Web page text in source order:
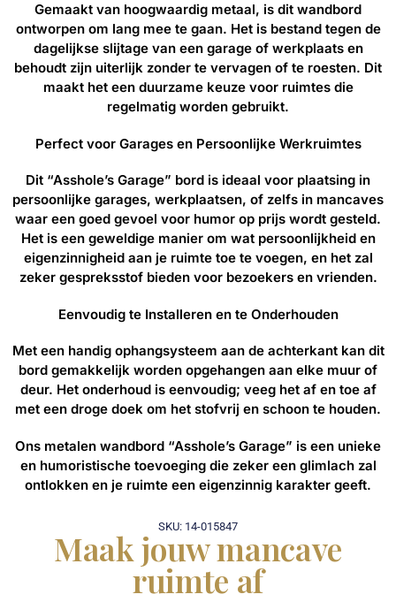
Gemaakt van hoogwaardig metaal, is dit wandbord
ontworpen om lang mee te gaan. Het is bestand tegen de
dagelijkse slijtage van een garage of werkplaats en
behoudt zijn uiterlijk zonder te vervagen of te roesten. Dit
maakt het een duurzame keuze voor ruimtes die
regelmatig worden gebruikt.
Perfect voor Garages en Persoonlijke Werkruimtes
Dit “Asshole’s Garage” bord is ideaal voor plaatsing in
persoonlijke garages, werkplaatsen, of zelfs in mancaves
waar een goed gevoel voor humor op prijs wordt gesteld.
Het is een geweldige manier om wat persoonlijkheid en
eigenzinnigheid aan je ruimte toe te voegen, en het zal
zeker gespreksstof bieden voor bezoekers en vrienden.
Eenvoudig te Installeren en te Onderhouden
Met een handig ophangsysteem aan de achterkant kan dit
bord gemakkelijk worden opgehangen aan elke muur of
deur. Het onderhoud is eenvoudig; veeg het af en toe af
met een droge doek om het stofvrij en schoon te houden.
Ons metalen wandbord “Asshole’s Garage” is een unieke
en humoristische toevoeging die zeker een glimlach zal
ontlokken en je ruimte een eigenzinnig karakter geeft.
SKU: 14-015847
Maak jouw mancave
ruimte af